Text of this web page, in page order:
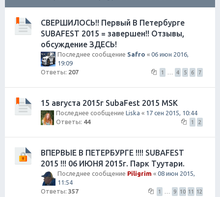
СВЕРШИЛОСЬ!! Первый В Петербурге
SUBAFEST 2015 = завершен!! Отзывы,
обсуждение ЗДЕСЬ!
Последнее сообщение Safro « 06 июн 2016,
19:09
Ответы: 207 1 4 5 6 7
15 августа 2015г SubaFest 2015 MSK
Последнее сообщение Liska « 17 сен 2015, 10:44
Ответы: 44 1 2
ВПЕРВЫЕ В ПЕТЕРБУРГЕ !!!! SUBAFEST
2015 !!! 06 ИЮНЯ 2015г. Парк Туутари.
Последнее сообщение Piligrim « 08 июн 2015,
11:54
Ответы: 357 1 … 9 10 11 12